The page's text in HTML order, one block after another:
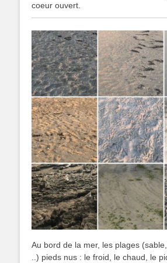
coeur ouvert.
Au bord de la mer, les plages
..) pieds nus : le froid, le chaud, le